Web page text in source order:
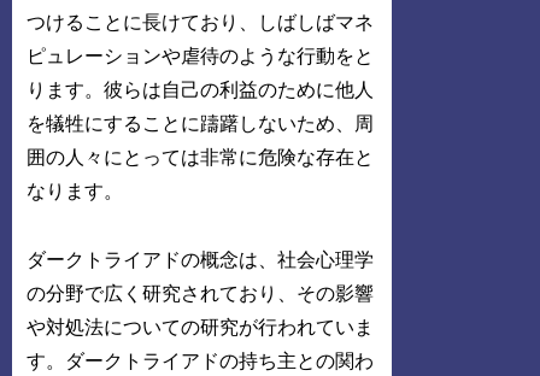
つけることに長けており、しばしばマネ
ピュレーションや虐待のような行動をと
ります。彼らは自己の利益のために他人
を犠牲にすることに躊躇しないため、周
囲の人々にとっては非常に危険な存在と
なります。
ダークトライアドの概念は、社会心理学
の分野で広く研究されており、その影響
や対処法についての研究が行われていま
す。ダークトライアドの持ち主との関わ